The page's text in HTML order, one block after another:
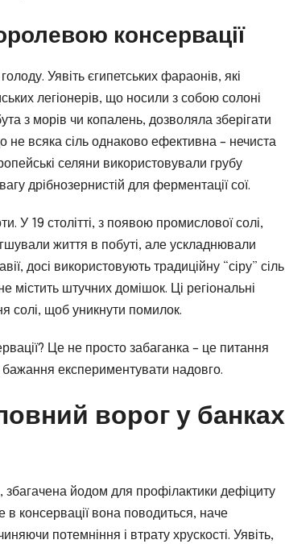
консервації
Уявіть єгипетських фараонів, які
легіонерів, що носили з собою солоні
з морів чи копалень, дозволяла зберігати
всяка сіль однаково ефективна – нечиста
селяни використовували грубу
дрібнозернистій для ферментації сої.
У 19 столітті, з появою промислової солі,
життя в побуті, але ускладнювали
досі використовують традиційну “сіру” сіль
штучних домішок. Ці регіональні
солі, щоб уникнути помилок.
Це не просто забаганка – це питання
бажання експериментувати надовго.
ворог у банках
йодом для профілактики дефіциту
консервації вона поводиться, наче
потемніння і втрату хрускості. Уявіть,